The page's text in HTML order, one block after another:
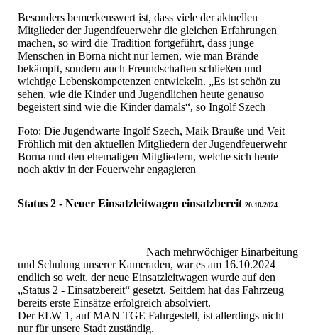
Besonders bemerkenswert ist, dass viele der aktuellen
Mitglieder der Jugendfeuerwehr die gleichen Erfahrungen
machen, so wird die Tradition fortgeführt, dass junge
Menschen in Borna nicht nur lernen, wie man Brände
bekämpft, sondern auch Freundschaften schließen und
wichtige Lebenskompetenzen entwickeln. „Es ist schön zu
sehen, wie die Kinder und Jugendlichen heute genauso
begeistert sind wie die Kinder damals“, so Ingolf Szech
Foto: Die Jugendwarte Ingolf Szech, Maik Brauße und Veit
Fröhlich mit den aktuellen Mitgliedern der Jugendfeuerwehr
Borna und den ehemaligen Mitgliedern, welche sich heute
noch aktiv in der Feuerwehr engagieren
Status 2 - Neuer Einsatzleitwagen einsatzbereit 20.10.2024
Nach mehrwöchiger Einarbeitung
und Schulung unserer Kameraden, war es am 16.10.2024
endlich so weit, der neue Einsatzleitwagen wurde auf den
„Status 2 - Einsatzbereit“ gesetzt. Seitdem hat das Fahrzeug
bereits erste Einsätze erfolgreich absolviert.
Der ELW 1, auf MAN TGE Fahrgestell, ist allerdings nicht
nur für unsere Stadt zuständig.